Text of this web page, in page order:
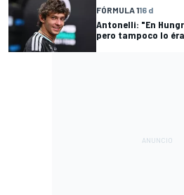
FÓRMULA 116 d
Antonelli: "En
pero tampoco lo